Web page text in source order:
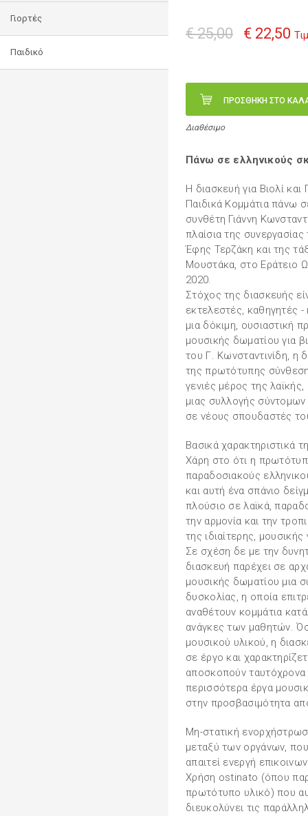
Γιορτές
Παιδικό
€ 25,00 € 22,50
ΠΡΟΣΘΗΚΗ ΣΤΟ
Διαθέσιμο
Πάνω σε ελληνικούς
Η διασκευή για Βιολί
Παιδικά Κομμάτια πάνω
συνθέτη Γιάννη
πλαίσια της
Έφης Τερζάκη και της
Μουστάκα, στο Εράτειο
2020.
Στόχος της διασκευής
εκτελεστές, καθηγητές
μια δόκιμη, ουσιαστική
μουσικής δωματίου για
του Γ. Κωνσταντινίδη, η
της πρωτότυπης
γενιές μέρος της
μιας συλλογής
σε νέους σπουδαστές
Βασικά χαρακτηριστικά
Χάρη στο ότι η
παραδοσιακούς
και αυτή ένα σπάνιο
πλούσιο σε λαϊκά,
την αρμονία και την
της ιδιαίτερης,
Σε σχέση δε με την
διασκευή παρέχει σε
μουσικής δωματίου μια
δυσκολίας, η οποία
αναθέτουν κομμάτια
ανάγκες των μαθητών.
μουσικού υλικού, η
σε έργο και
αποσκοπούν
περισσότερα έργα
στην προσβασιμότητα
Μη-στατική
μεταξύ των οργάνων,
απαιτεί ενεργή
Χρήση ostinato (όπου
πρωτότυπο υλικό) που
διευκολύνει τις